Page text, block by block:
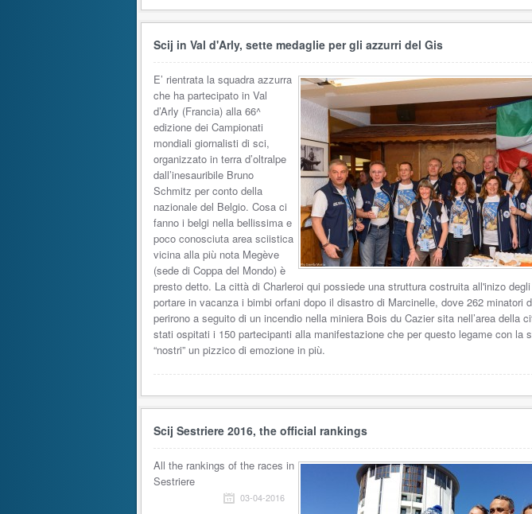
Scij in Val d'Arly, sette medaglie per gli azzurri del Gis
E’ rientrata la squadra azzurra
che ha partecipato in Val
d’Arly (Francia) alla 66^
edizione dei Campionati
mondiali giornalisti di sci,
organizzato in terra d’oltralpe
dall’inesauribile Bruno
Schmitz per conto della
nazionale del Belgio. Cosa ci
fanno i belgi nella bellissima e
poco conosciuta area sciistica
vicina alla più nota Megève
(sede di Coppa del Mondo) è
presto detto. La città di Charleroi qui possiede una struttura costruita all'inizo
portare in vacanza i bimbi orfani dopo il disastro di Marcinelle, dove 262 minatori
perirono a seguito di un incendio nella miniera Bois du Cazier sita nell’area della
stati ospitati i 150 partecipanti alla manifestazione che per questo legame con la
“nostri” un pizzico di emozione in più.
Scij Sestriere 2016, the official rankings
All the rankings of the races in
Sestriere
03-04-2016